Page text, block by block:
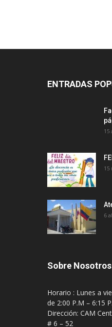
ENTRADAS
15
15
6
Sobre Nosotros
Horario : Lunes a
de 2:00 P.M – 6:15
Dirección: CAM
# 6 – 52